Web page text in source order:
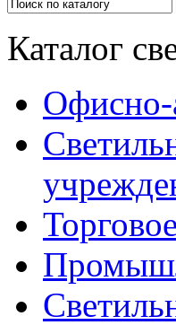
Каталог
Офисно-